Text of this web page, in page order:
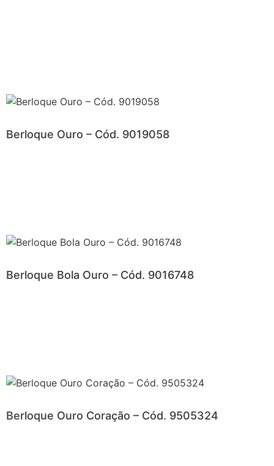
Berloque Ouro – Cód. 9019058
Berloque Bola Ouro – Cód. 9016748
Berloque Ouro Coração – Cód. 9505324